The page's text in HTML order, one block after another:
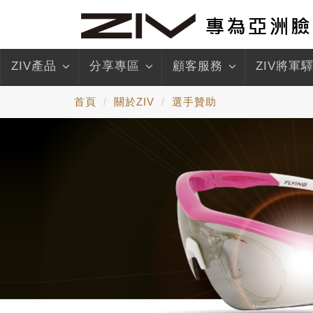
ZIV產品 分享專區 顧客服務 ZIV將軍
首頁 關於ZIV 選手贊助